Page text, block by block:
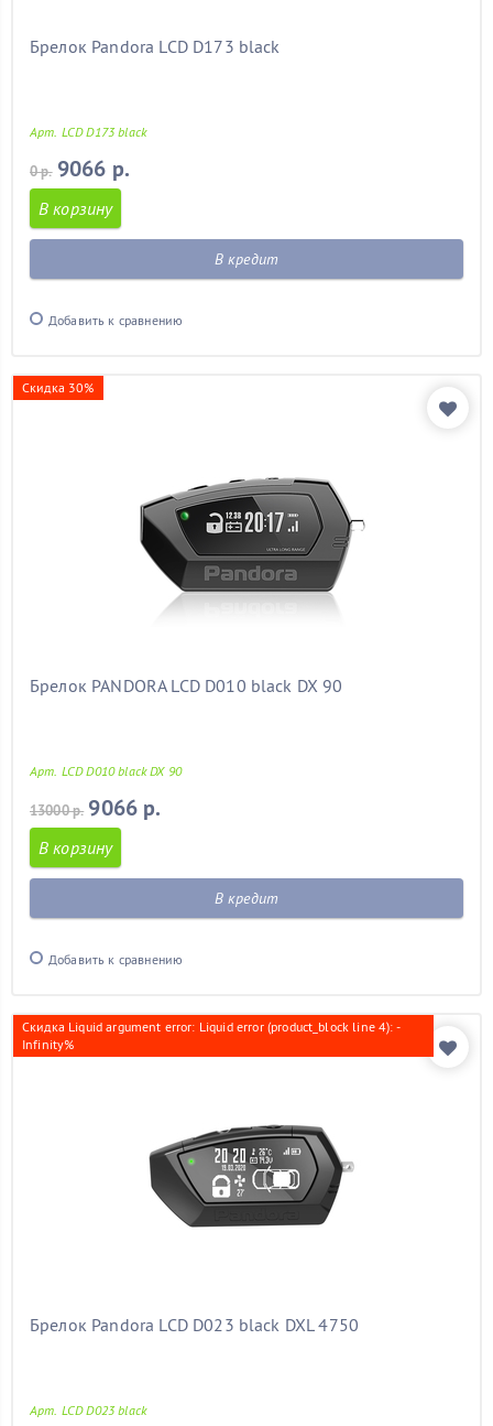
Брелок Pandora LCD D173 black
Арт. LCD D173 black
0 р. 9066 р.
В корзину
В кредит
Добавить к сравнению
Скидка 30%
Брелок PANDORA LCD D010 black DX 90
Арт. LCD D010 black DX 90
13000 р. 9066 р.
В корзину
В кредит
Добавить к сравнению
Скидка Liquid argument error: Liquid error (product_block line 4): -
Infinity%
Брелок Pandora LCD D023 black DXL 4750
Арт. LCD D023 black